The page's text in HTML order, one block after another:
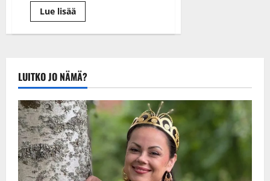
Lue lisääLue
lisää
Helmi
–
tältä
kuulostaa
kohuttu
nuori
suojatti
LUITKO JO NÄMÄ?